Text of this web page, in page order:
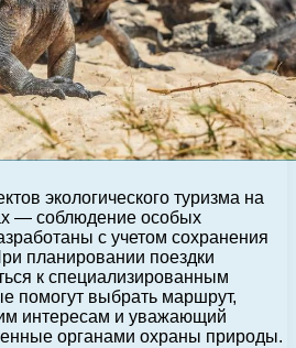
экологического туризма на
— соблюдение особых
с учетом сохранения
планировании поездки
к специализированным
помогут выбрать маршрут,
интересам и уважающий
органами охраны природы.